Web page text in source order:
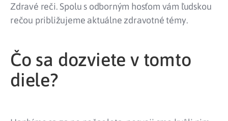
Zdravé reči. Spolu s odborným hosťom vám ľudskou
rečou približujeme aktuálne zdravotné témy.
Čo sa dozviete v tomto
diele?